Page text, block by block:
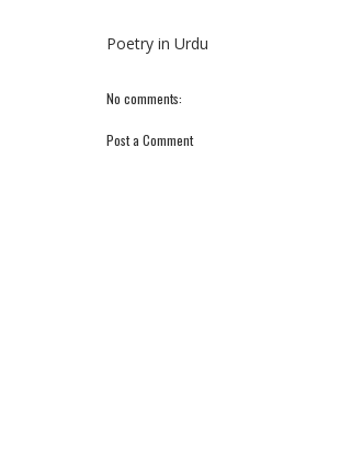
Poetry in Urdu
No comments:
Post a Comment